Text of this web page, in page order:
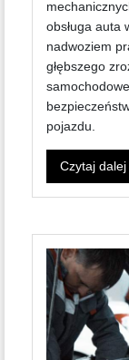
obsługa auta
nadwoziem
głębszego
pojazdu.
Czytaj dalej